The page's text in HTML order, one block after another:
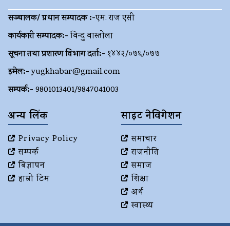
सञ्चालक/ प्रधान सम्पादक :-एम. राज एसी
कार्यकारी सम्पादक:-विन्दु वास्तोला
सूचना तथा प्रशारण विभाग दर्ता:- १४४२/०७६/०७७
इमेल:- yugkhabar@gmail.com
सम्पर्क:- 9801013401/9847041003
अन्य लिंक
Privacy Policy
सम्पर्क
बिज्ञापन
हाम्रो टिम
साइट नेविगेशन
समाचार
राजनीति
समाज
शिक्षा
अर्थ
स्वास्थ्य